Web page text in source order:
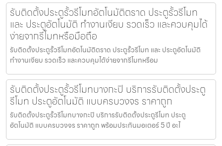
รับติดตั้งประตูรั้วรีโมทอัตโนมัติตราด ประตูรั้วรีโมท
และ ประตูอัตโนมัติ ทำงานเงียบ รวดเร็ว และควบคุมได้
ง่ายจากรีโมทหรือมือถือ
รับติดตั้งประตูรั้วรีโมทอัตโนมัติตราด ประตูรั้วรีโมท และ ประตูอัตโนมัติ
ทำงานเงียบ รวดเร็ว และควบคุมได้ง่ายจากรีโมทหรือม
รับติดตั้งประตูรั้วรีโมทบางกะปิ บริการรับติดตั้งประตู
รีโมท ประตูอัตโนมัติ แบบครบวงจร ราคาถูก
รับติดตั้งประตูรั้วรีโมทบางกะปิ บริการรับติดตั้งประตูรีโมท ประตู
อัตโนมัติ แบบครบวงจร ราคาถูก พร้อมประกันมอเตอร์ 5 ปี อะไ